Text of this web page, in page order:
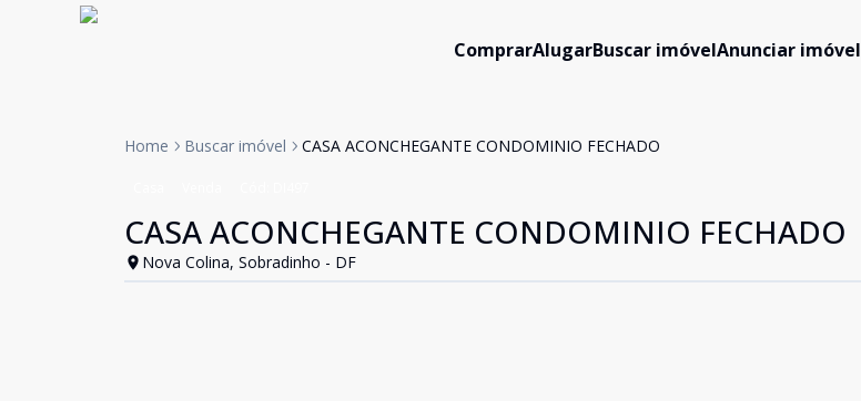
ComprarAlugarBuscar imóvelAnunciar imóvel
Home Buscar imóvel CASA ACONCHEGANTE CONDOMINIO FECHADO
CASA ACONCHEGANTE CONDOMINIO FECHADO
Nova Colina, Sobradinho - DF